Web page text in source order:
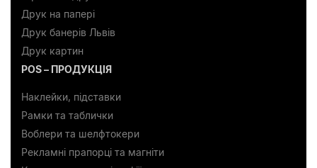
Друк на папері
Друк банерів Львів
Друк картин
POS – ПРОДУКЦІЯ
Наклейки, підставки
Рамки та таблички
Воблери та шелфтокери
Рекламні прапорці та магніти